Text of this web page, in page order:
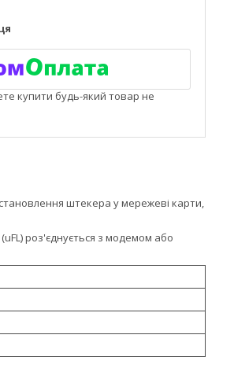
купити будь-який товар не
штекера у мережеві карти,
роз'єднується з модемом або